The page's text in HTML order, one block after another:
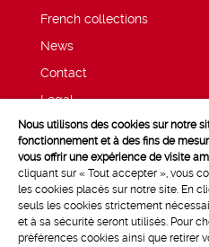
French collections
News
Contact
Legal
Privacy and cookie policy
Nous utilisons des cookies sur notre
fonctionnement et à des fins de
vous offrir une expérience de visite
cliquant sur « Tout accepter », vous
les cookies placés sur notre site. En
seuls les cookies strictement
et à sa sécurité seront utilisés. Pour
préférences cookies ainsi que retirer